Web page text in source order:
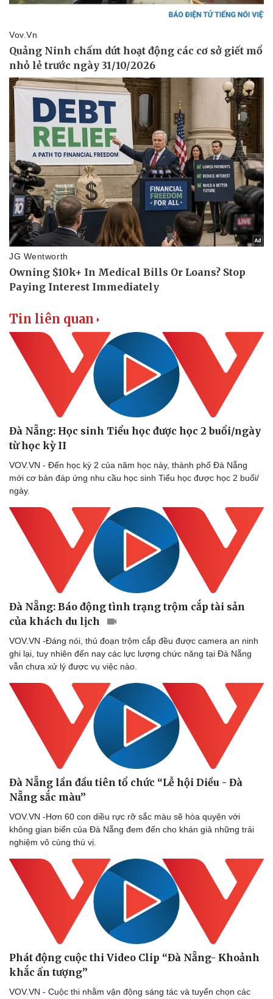
Pháp luật
Vụ án
Tin nóng
Tư vấn luật
Quân sự - Quốc phòng
Vũ khí
Việt Nam
Phân tích
Thể thao
Thế giới thể thao
eSports
Hậu trường
Ô tô - Xe máy
Ô tô
Tư vấn
Tin liên quan
Đà Nẵng: Học sinh Tiểu học được học 2 buổi/ngày
từ học kỳ II
VOV.VN - Đến học kỳ 2 của năm học này, thành phố Đà Nẵng
mới cơ bản đáp ứng nhu cầu học sinh Tiểu học được học 2 buổi/
ngày.
Đà Nẵng: Báo động tình trạng trộm cắp tài sản
của khách du lịch
VOV.VN -Đáng nói, thủ đoạn trộm cắp đều được camera an ninh
ghi lại, tuy nhiên đến nay các lực lượng chức năng tại Đà Nẵng
vẫn chưa xử lý được vụ việc nào.
Đà Nẵng lần đầu tiên tổ chức “Lễ hội Diều - Đà
Nẵng sắc màu”
VOV.VN -Hơn 60 con diều rực rỡ sắc màu sẽ hòa quyện với
không gian biển của Đà Nẵng đem đến cho khán giả những trải
nghiệm vô cùng thú vị.
Phát động cuộc thi Video Clip “Đà Nẵng- Khoảnh
khắc ấn tượng”
VOV.VN - Cuộc thi nhằm vận động sáng tác và tuyển chọn các